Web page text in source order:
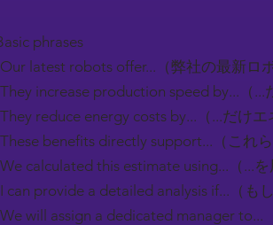
phrases
latest robots offer...（弊社の最新ロ
increase production speed by...（...
reduce energy costs by...（...だけ
benefits directly support...（これ
calculated this estimate using...（...
can provide a detailed analysis if...（も
We will assign a dedicated manager